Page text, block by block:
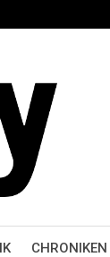
CHRONIKEN